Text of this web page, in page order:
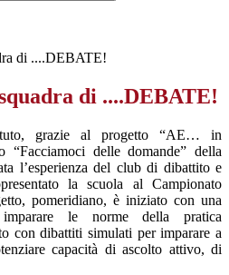
di ....DEBATE!
di ....DEBATE!
grazie al progetto “AE… in
“Facciamoci delle domande” della
l’esperienza del club di dibattito e
la scuola al Campionato
pomeridiano, è iniziato con una
le norme della pratica
con dibattiti simulati per imparare a
capacità di ascolto attivo, di